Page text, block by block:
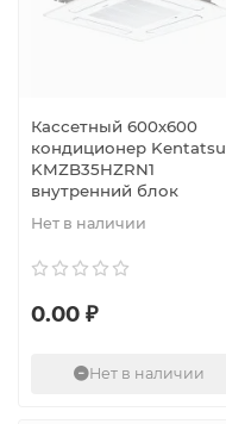
Кассетный 600х600
кондиционер Kentatsu
KMZB35HZRN1
внутренний блок
Нет в наличии
0.00 ₽
Нет в наличии